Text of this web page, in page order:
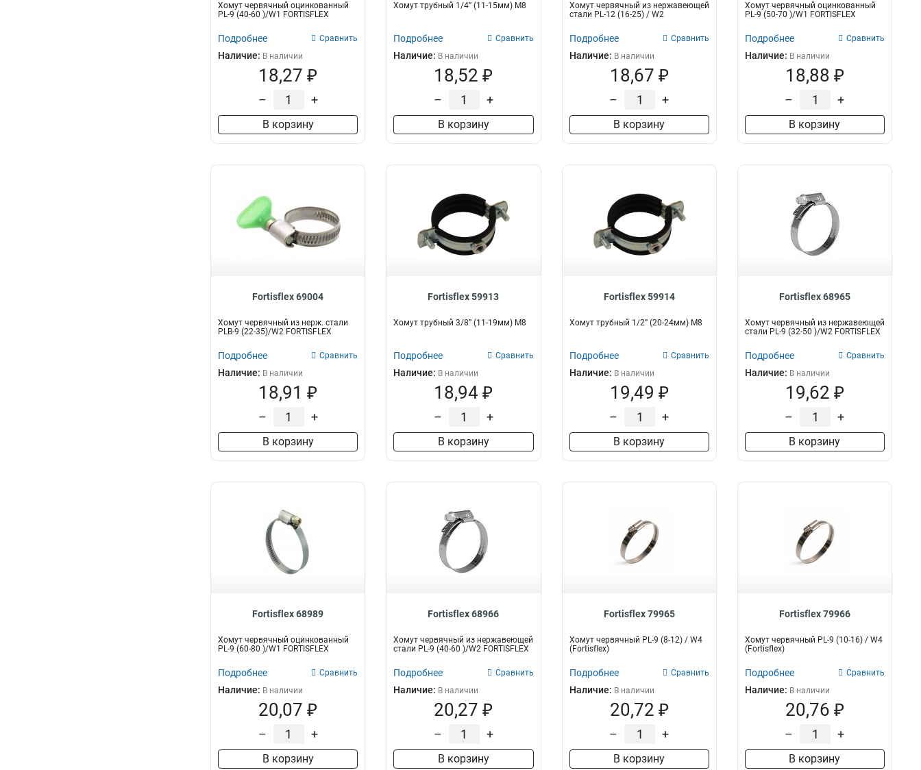
Хомут червячный оцинкованный
PL-9 (40-60 )/W1 FORTISFLEX
Подробнее Сравнить
Наличие: В наличии
18,27 ₽
– +
В корзину
Хомут трубный 1/4” (11-15мм) М8
Подробнее Сравнить
Наличие: В наличии
18,52 ₽
– +
В корзину
Хомут червячный из нержавеющей
стали PL-12 (16-25) / W2
Подробнее Сравнить
Наличие: В наличии
18,67 ₽
– +
В корзину
Хомут червячный оцинкованный
PL-9 (50-70 )/W1 FORTISFLEX
Подробнее Сравнить
Наличие: В наличии
18,88 ₽
– +
В корзину
Fortisflex 69004
Хомут червячный из нерж. стали
PLB-9 (22-35)/W2 FORTISFLEX
Подробнее Сравнить
Наличие: В наличии
18,91 ₽
– +
В корзину
Fortisflex 59913
Хомут трубный 3/8” (11-19мм) М8
Подробнее Сравнить
Наличие: В наличии
18,94 ₽
– +
В корзину
Fortisflex 59914
Хомут трубный 1/2” (20-24мм) М8
Подробнее Сравнить
Наличие: В наличии
19,49 ₽
– +
В корзину
Fortisflex 68965
Хомут червячный из нержавеющей
стали PL-9 (32-50 )/W2 FORTISFLEX
Подробнее Сравнить
Наличие: В наличии
19,62 ₽
– +
В корзину
Fortisflex 68989
Хомут червячный оцинкованный
PL-9 (60-80 )/W1 FORTISFLEX
Подробнее Сравнить
Наличие: В наличии
20,07 ₽
– +
В корзину
Fortisflex 68966
Хомут червячный из нержавеющей
стали PL-9 (40-60 )/W2 FORTISFLEX
Подробнее Сравнить
Наличие: В наличии
20,27 ₽
– +
В корзину
Fortisflex 79965
Хомут червячный PL-9 (8-12) / W4
(Fortisflex)
Подробнее Сравнить
Наличие: В наличии
20,72 ₽
– +
В корзину
Fortisflex 79966
Хомут червячный PL-9 (10-16) / W4
(Fortisflex)
Подробнее Сравнить
Наличие: В наличии
20,76 ₽
– +
В корзину